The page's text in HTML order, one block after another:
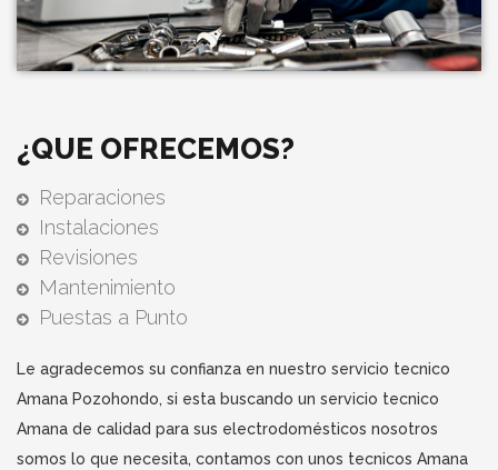
¿QUE OFRECEMOS?
Reparaciones
Instalaciones
Revisiones
Mantenimiento
Puestas a Punto
Le agradecemos su confianza en nuestro servicio tecnico
Amana Pozohondo, si esta buscando un servicio tecnico
Amana de calidad para sus electrodomésticos nosotros
somos lo que necesita, contamos con unos tecnicos Amana